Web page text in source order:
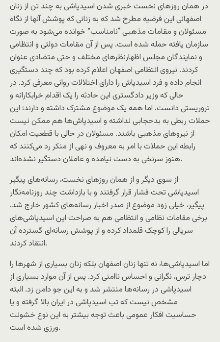
در همان روزهای نخست خبری شدن اسیدپاشی به چند تن از زنان
اصفهانی این فرضیه مطرح شد که به زنانی که پوشش آنها از نگاه
مسئولان و مقامات مذهبی “نامناسب” خوانده می‌شود به صورت
سازمان یافته حمله شده است. پس از آن مقامات دولتی و انتظامی
و نمایندگان مجلس اظهارنظرهای مختلف و حتی متضادی عنوان
کردند. نیروی انتظامی اصفهان اعلام کرده بود که چند دستگیری
انجام داده و فرد اسیدپاش را دارای اختلالات روانی معرفی کرد. در
حالی که وزیر دادگستری این حادثه را یک اقدام خرابکارانه و
تروریستی دانست. اما همه یک موضوع مشترک داشته و دارند؛ این
حملات ربطی به بدحجابی نداشته و اسیدپاش‌ها هم ممکن نیست
از نیروهای مذهبی باشند. مسئولان در حالی با قطعیت امکان
رابطه این حملات با امر به معروف و نهی از منکر رد می‌کنند که
هنوز سرنخی به دست نیامده و عاملان دستگیر نشده‌اند.
از سوی دیگر و از همان روزهای نخست، رسانه‌های پیگیر
اسیدپاشی تحت فشار قرار گرفتند و با بازداشت چند روزنامه‌نگار
پیگیر، خیلی زود موضوع از صدر اخبار رسانه‌های کشور خارج شد.
برخی مقامات نظامی و انتظامی هم به صراحت این اسیدپاشی‌های
سریالی را کوچک قلمداد کرده و از پوشش رسانه‌ای گسترده آن
انتقاد کردند.
اما اسیدپاشی‌ها، نه تنها زنان اصفهان بلکه زنان بسیاری از شهرها را
دچار ترس، نگرانی و احساس ناامنی کرد. پس از آن موارد بسیاری از
اسیدپاشی در رسانه‌ها منتشر شد و به این جو دامن زد. البته
مشخص نیست که تب اسیدپاشی در ایران بالا گرفته و یا
حساسیت افکار عمومی باعث توجه بیشتر به این نوع خشونت‌
ورزی شده است.